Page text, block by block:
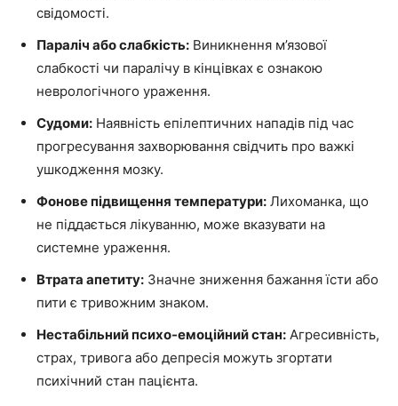
свідомості.
Параліч або слабкість: Виникнення м’язової
слабкості чи паралічу в кінцівках є ознакою
неврологічного ураження.
Судоми: Наявність епілептичних нападів під час
прогресування захворювання свідчить про важкі
ушкодження мозку.
Фонове підвищення температури: Лихоманка, що
не піддається лікуванню, може вказувати на
системне ураження.
Втрата апетиту: Значне зниження бажання їсти або
пити є тривожним знаком.
Нестабільний психо-емоційний стан: Агресивність,
страх, тривога або депресія можуть згортати
психічний стан пацієнта.